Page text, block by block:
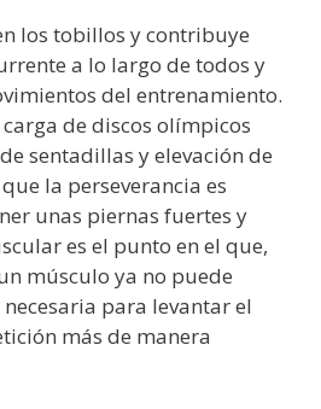
los tobillos y contribuye
a lo largo de todos y
del entrenamiento.
de discos olímpicos
sentadillas y elevación de
la perseverancia es
unas piernas fuertes y
es el punto en el que,
músculo ya no puede
para levantar el
más de manera